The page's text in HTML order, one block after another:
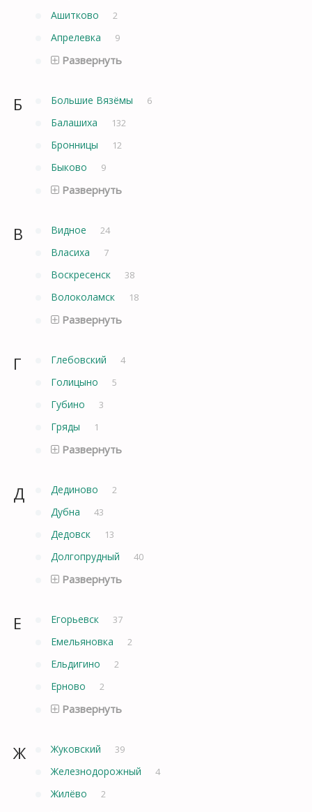
Ашитково 2
Апрелевка 9
Развернуть
Б Большие Вязёмы 6
Балашиха 132
Бронницы 12
Быково 9
Развернуть
В Видное 24
Власиха 7
Воскресенск 38
Волоколамск 18
Развернуть
Г Глебовский 4
Голицыно 5
Губино 3
Гряды 1
Развернуть
Д Дединово 2
Дубна 43
Дедовск 13
Долгопрудный 40
Развернуть
Е Егорьевск 37
Емельяновка 2
Ельдигино 2
Ерново 2
Развернуть
Ж Жуковский 39
Железнодорожный 4
Жилёво 2